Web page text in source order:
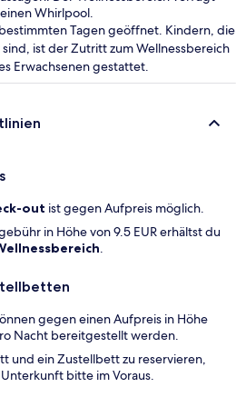
Whirlpool.
Tagen geöffnet. Kindern, die
sind, ist der Zutritt zum Wellnessbereich
Erwachsenen gestattet.
out ist gegen Aufpreis möglich.
in Höhe von 9.5 EUR erhältst du
.
gegen einen Aufpreis in Höhe
Nacht bereitgestellt werden.
und ein Zustellbett zu reservieren,
bitte im Voraus.